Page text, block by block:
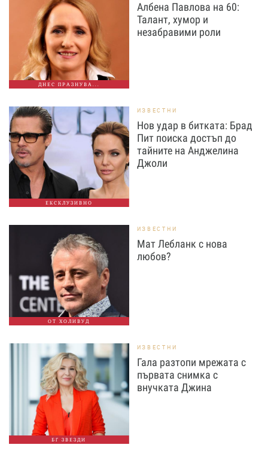
ДНЕС ПРАЗНУВА...
Албена Павлова на 60:
Талант, хумор и
незабравими роли
ЕКСКЛУЗИВНО
ИЗВЕСТНИ
Нов удар в битката: Брад
Пит поиска достъп до
тайните на Анджелина
Джоли
ОТ ХОЛИВУД
ИЗВЕСТНИ
Мат Лебланк с нова
любов?
БГ ЗВЕЗДИ
ИЗВЕСТНИ
Гала разтопи мрежата с
първата снимка с
внучката Джина